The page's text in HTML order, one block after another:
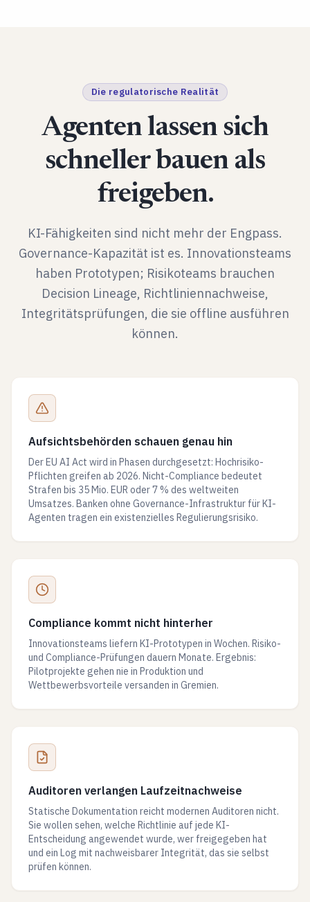
Die regulatorische Realität
Agenten lassen sich
schneller bauen als
freigeben.
KI-Fähigkeiten sind nicht mehr der Engpass.
Governance-Kapazität ist es. Innovationsteams
haben Prototypen; Risikoteams brauchen
Decision Lineage, Richtliniennachweise,
Integritätsprüfungen, die sie offline ausführen
können.
Aufsichtsbehörden schauen genau hin
Der EU AI Act wird in Phasen durchgesetzt: Hochrisiko-
Pflichten greifen ab 2026. Nicht-Compliance bedeutet
Strafen bis 35 Mio. EUR oder 7 % des weltweiten
Umsatzes. Banken ohne Governance-Infrastruktur für KI-
Agenten tragen ein existenzielles Regulierungsrisiko.
Compliance kommt nicht hinterher
Innovationsteams liefern KI-Prototypen in Wochen. Risiko-
und Compliance-Prüfungen dauern Monate. Ergebnis:
Pilotprojekte gehen nie in Produktion und
Wettbewerbsvorteile versanden in Gremien.
Auditoren verlangen Laufzeitnachweise
Statische Dokumentation reicht modernen Auditoren nicht.
Sie wollen sehen, welche Richtlinie auf jede KI-
Entscheidung angewendet wurde, wer freigegeben hat
und ein Log mit nachweisbarer Integrität, das sie selbst
prüfen können.